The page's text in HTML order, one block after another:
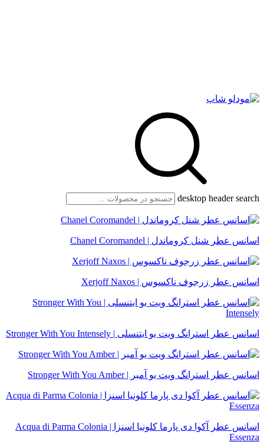
desktop header search
اسانس عطر شنل کروماندل | Chanel Coromandel
اسانس عطر زرجوف ناکسوس | Xerjoff Naxos
اسانس عطر استرانگ ویت یو ایتنسلی | Stronger With You Intensely
اسانس عطر استرانگ ویت یو آمبر | Stronger With You Amber
اسانس عطر آکوا دی پارما کلونیا اسنزا | Acqua di Parma Colonia
Essenza